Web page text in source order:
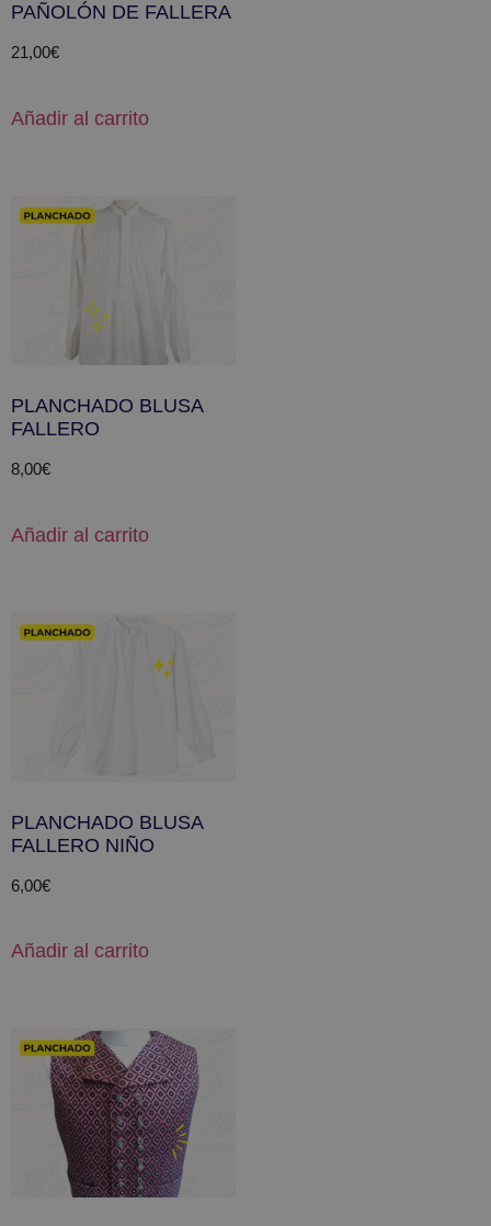
PAÑOLÓN DE FALLERA
21,00€
Añadir al carrito
PLANCHADO BLUSA
FALLERO
8,00€
Añadir al carrito
PLANCHADO BLUSA
FALLERO NIÑO
6,00€
Añadir al carrito